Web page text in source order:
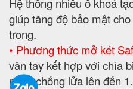
giúp tăng độ bảo mật
trong.
• Phương thức mở két
vân tay kết hợp với chìa
năng chống lửa lên đến